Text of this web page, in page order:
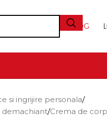
BLOG
si ingrijire personala/
demachiant/Crema de corp